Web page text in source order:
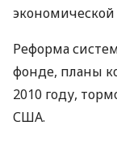
Реформа
фонде, планы
2010 году,
США.